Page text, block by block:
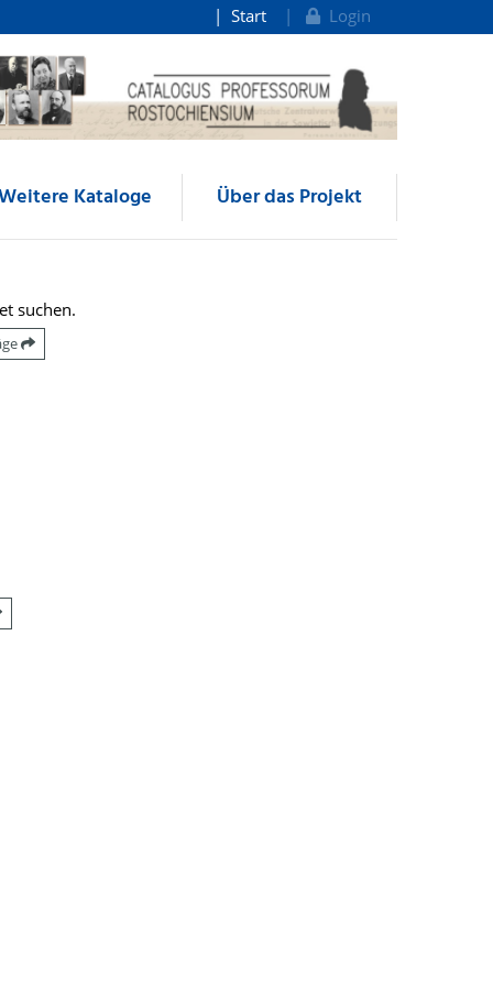
Start Login
Kataloge Über das Projekt
suchen.